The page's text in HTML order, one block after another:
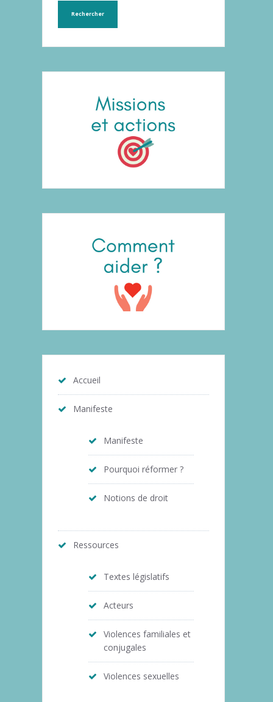
Accueil
Manifeste
Manifeste
Pourquoi réformer ?
Notions de droit
Ressources
Textes législatifs
Acteurs
Violences familiales et
conjugales
Violences sexuelles